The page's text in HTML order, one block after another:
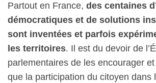
Partout en France, des centaines
démocratiques et de solutions
sont inventées et parfois
les territoires. Il est du devoir de
parlementaires de les encourager et
que la participation du citoyen dans